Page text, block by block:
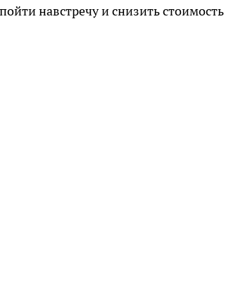
навстречу и снизить стоимость